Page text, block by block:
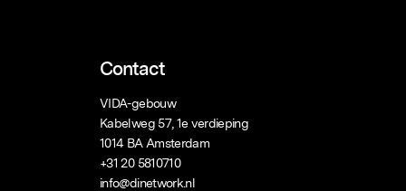
Contact
VIDA-gebouw
Kabelweg 57, 1e verdieping
1014 BA Amsterdam
+31 20 5810710
info@dinetwork.nl